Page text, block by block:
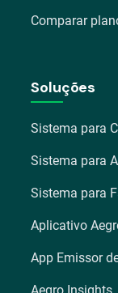
Comparar
Soluções
Sistema para
Sistema para
Sistema para
Aplicativo
App Emissor